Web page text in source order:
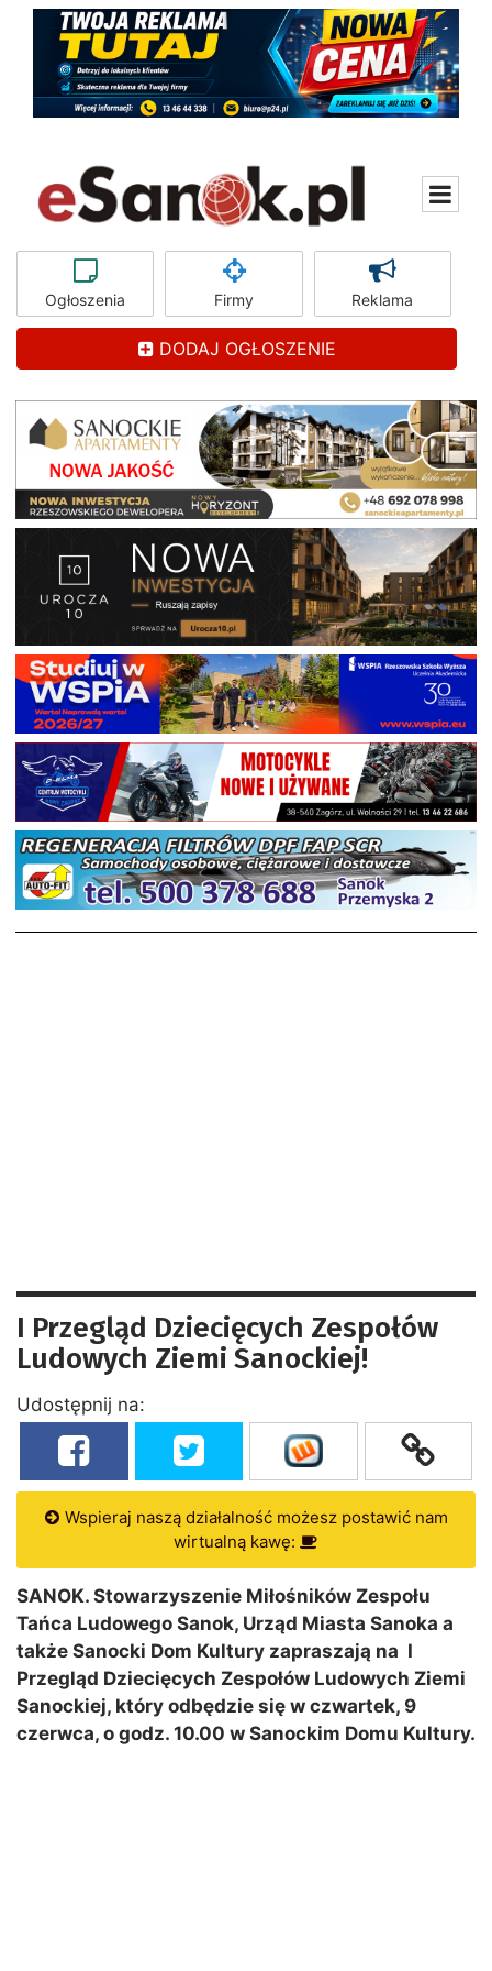
Ogłoszenia Firmy Reklama
DODAJ OGŁOSZENIE
I Przegląd Dziecięcych Zespołów
Ludowych Ziemi Sanockiej!
Udostępnij na:
Wspieraj naszą działalność możesz postawić nam
wirtualną kawę:
SANOK. Stowarzyszenie Miłośników Zespołu
Tańca Ludowego Sanok, Urząd Miasta Sanoka a
także Sanocki Dom Kultury zapraszają na I
Przegląd Dziecięcych Zespołów Ludowych Ziemi
Sanockiej, który odbędzie się w czwartek, 9
czerwca, o godz. 10.00 w Sanockim Domu Kultury.